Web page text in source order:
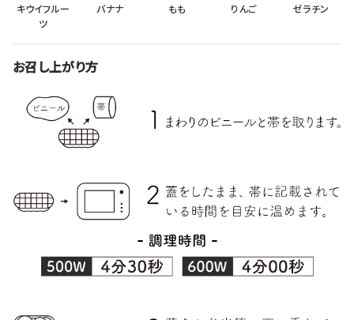
キウイフルー
ツ
バナナ もも りんご ゼラチン
お召し上がり方